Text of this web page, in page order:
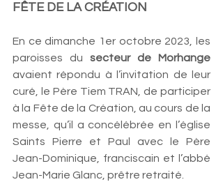
FÊTE DE LA CRÉATION
En ce dimanche 1er octobre 2023, les
paroisses du secteur de Morhange
avaient répondu à l’invitation de leur
curé, le Père Tiem TRAN, de participer
à la Fête de la Création, au cours de la
messe, qu’il a concélébrée en l’église
Saints Pierre et Paul avec le Père
Jean-Dominique, franciscain et l’abbé
Jean-Marie Glanc, prêtre retraité.